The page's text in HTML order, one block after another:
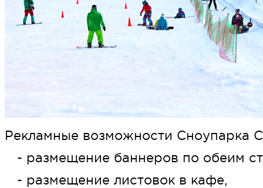
Рекламные возможности Сноупарка
- размещение баннеров по обеим
- размещение листовок в кафе,